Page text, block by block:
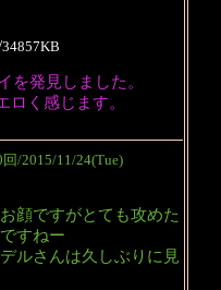
34857KB
を発見しました。
ロく感じます。
回/2015/11/24(Tue)
顔ですがとても攻めた
すねー
ルさんは久しぶりに見